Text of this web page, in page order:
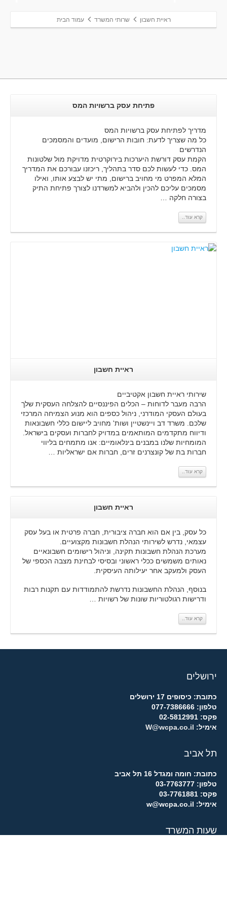
ראיית חשבון שרותי המשרד עמוד הבית
פתיחת עסק ברשויות המס
מדריך לפתיחת עסק ברשויות המס
כל מה שצריך לדעת: חובות הרישום, מועדים והמסמכים
הנדרשים
הקמת עסק דורשת היערכות בירוקרטית מדויקת מול שלטונות
המס. כדי לעשות לכם סדר בתהליך, ריכזנו עבורכם את המדריך
המלא המפרט מי מחויב ברישום, מתי יש לבצע אותו, ואילו
מסמכים עליכם להכין ולהביא למשרדנו לצורך פתיחת התיק
בצורה חלקה …
קרא עוד..
ראיית חשבון
שירותי ראיית חשבון אקטיביים
הרבה מעבר לדוחות – הכלים הפיננסיים להצלחה העסקית שלך
בעולם העסקי המודרני, ניהול כספים הוא מנוע הצמיחה המרכזי
שלכם. משרד דב ויינשטיין ושות' מחויב ליישום כללי חשבונאות
ודיווח מתקדמים המותאמים במדויק לחברות ועסקים בישראל.
המומחיות שלנו במבנים בינלאומיים: אנו מתמחים בליווי
חברות בת של קונצרנים זרים, חברות אם ישראליות …
קרא עוד..
ראיית חשבון
כל עסק, בין אם הוא חברה ציבורית, חברה פרטית או בעל עסק
עצמאי, נדרש לשירותי הנהלת חשבונות מקצועיים.
מערכת הנהלת חשבונות תקינה, וניהול רישומים חשבונאיים
נאותים משמשים ככלי ראשוני ובסיסי לבחינת מצבה הכספי של
העסק ולמעקב אחר יעילותה העיסקית.
בנוסף, הנהלת החשבונות נדרשת להתמודדות עם תקנות רבות
ודרישות רגולטוריות שונות של רשויות …
קרא עוד..
ירושלים
כתובת: כיסופים 17 ירושלים
טלפון: 077-7386666
פקס: 02-5812991
אימיל: W@wcpa.co.il
תל אביב
כתובת: חומה ומגדל 16 תל אביב
טלפון: 03-7763777
פקס: 03-7761881
אימיל: w@wcpa.co.il
שעות המשרד